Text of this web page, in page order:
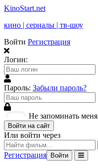
KinoStart.net
кино | сериалы | тв-шоу
Войти Регистрация
Логин:
Пароль: Забыли пароль?
Не запоминать меня
Войти на сайт
Или войти через
Регистрация Войти